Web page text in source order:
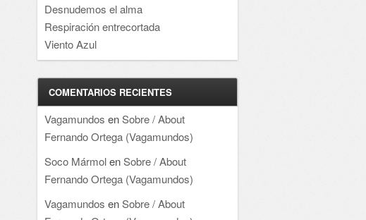
Desnudemos el alma
Respiración entrecortada
Viento Azul
COMENTARIOS RECIENTES
Vagamundos enSobre / About
Fernando Ortega (Vagamundos)
Soco MármolenSobre / About
Fernando Ortega (Vagamundos)
Vagamundos enSobre / About